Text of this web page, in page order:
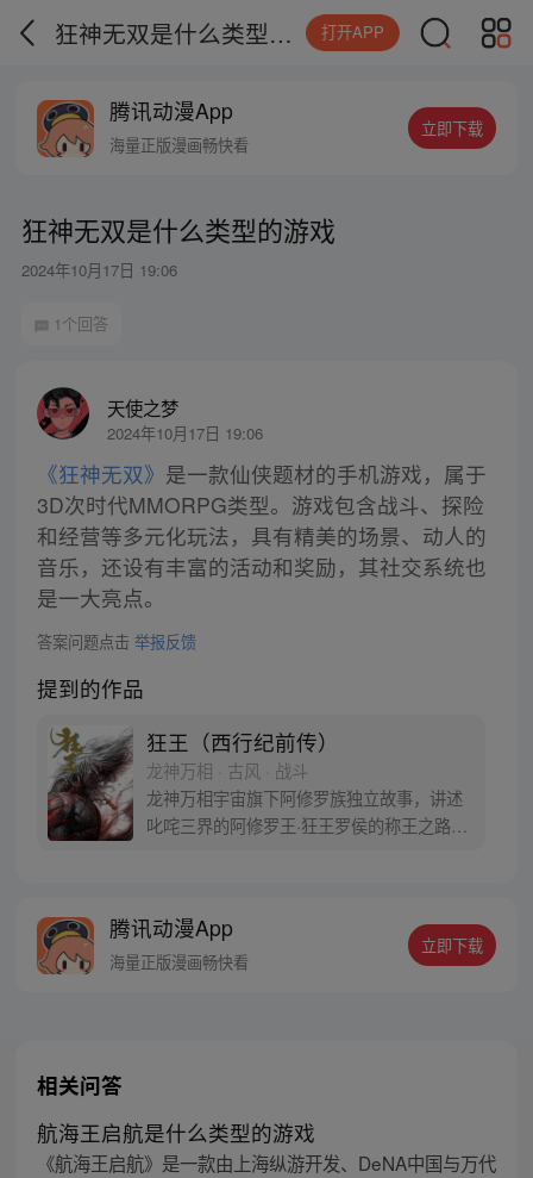
狂神无双是什么类型的游戏 打开APP
腾讯动漫App
海量正版漫画畅快看
立即下载
狂神无双是什么类型的游戏
2024年10月17日 19:06
1个回答
天使之梦
2024年10月17日 19:06
《狂神无双》 是一款仙侠题材的手机游戏，属于
3D次时代MMORPG类型。游戏包含战斗、探险
和经营等多元化玩法，具有精美的场景、动人的
音乐，还设有丰富的活动和奖励，其社交系统也
是一大亮点。
答案问题点击 举报反馈
提到的作品
狂王（西行纪前传）
龙神万相 · 古风 · 战斗
龙神万相宇宙旗下阿修罗族独立故事，讲述
叱咤三界的阿修罗王·狂王罗侯的称王之路。
有鱼最终背负挚友的信念成为阿修罗王—狂
王，更名罗侯。天界与阿修罗的百年大战随
腾讯动漫App
海量正版漫画畅快看
立即下载
相关问答
航海王启航是什么类型的游戏
《航海王启航》是一款由上海纵游开发、DeNA中国与万代